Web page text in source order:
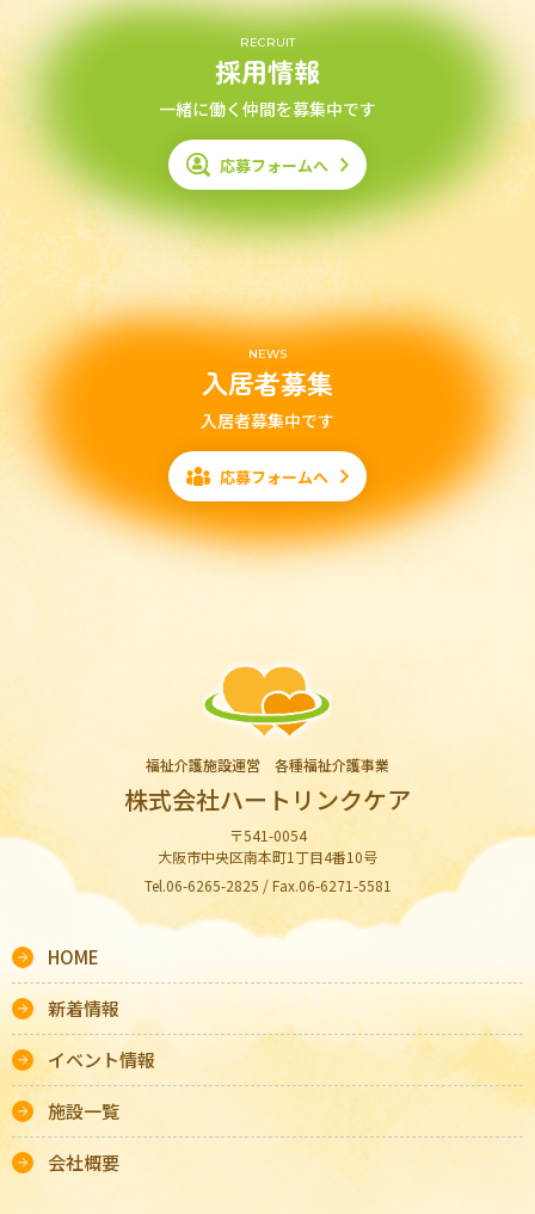
RECRUIT
採用情報
一緒に働く仲間を募集中です
応募フォームへ
NEWS
入居者募集
入居者募集中です
応募フォームへ
福祉介護施設運営 各種福祉介護事業
株式会社ハートリンクケア
〒541-0054
大阪市中央区南本町1丁目4番10号
Tel.06-6265-2825 / Fax.06-6271-5581
HOME
新着情報
イベント情報
施設一覧
会社概要